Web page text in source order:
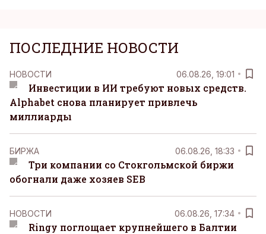
ПОСЛЕДНИЕ НОВОСТИ
НОВОСТИ 06.08.26, 19:01
Инвестиции в ИИ требуют новых средств.
Alphabet снова планирует привлечь
миллиарды
БИРЖА 06.08.26, 18:33
Три компании со Стокгольмской биржи
обогнали даже хозяев SEB
НОВОСТИ 06.08.26, 17:34
Ringy поглощает крупнейшего в Балтии